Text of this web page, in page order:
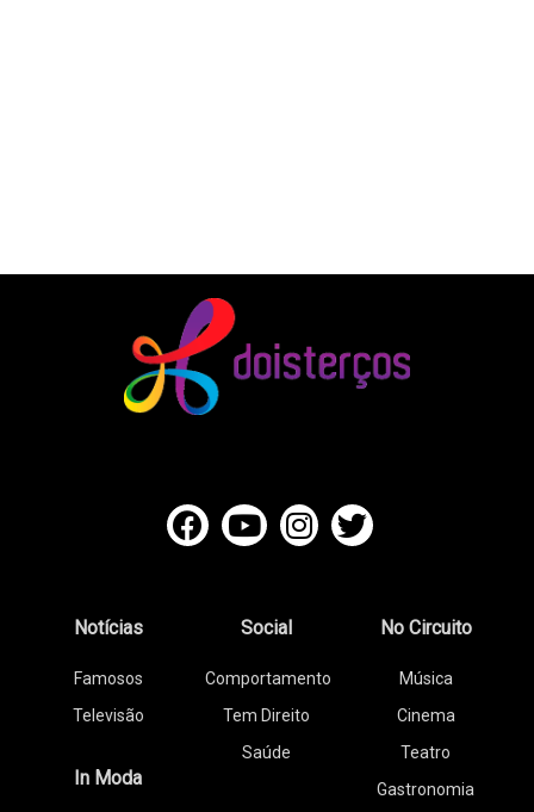
Notícias
Famosos
Televisão
In Moda
Social
Comportamento
Tem Direito
Saúde
No Circuito
Música
Cinema
Teatro
Gastronomia